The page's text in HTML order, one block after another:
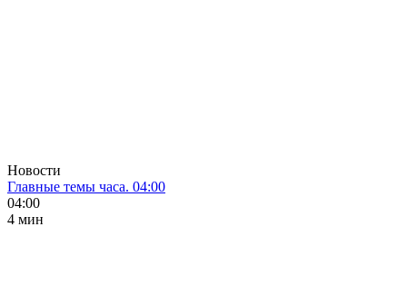
Новости
Главные темы часа. 04:00
04:00
4 мин